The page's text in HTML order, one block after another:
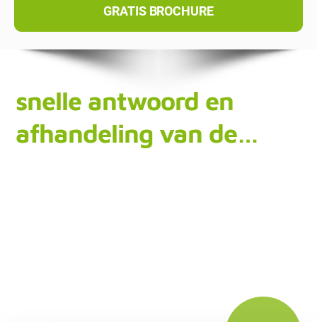
GRATIS BROCHURE
snelle antwoord en
afhandeling van de…